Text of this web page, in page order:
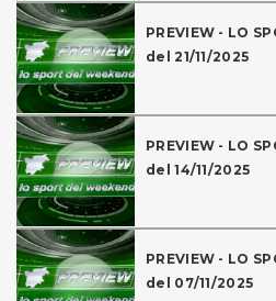
PREVIEW - LO
del 21/11/2025
PREVIEW - LO
del 14/11/2025
PREVIEW - LO
del 07/11/2025